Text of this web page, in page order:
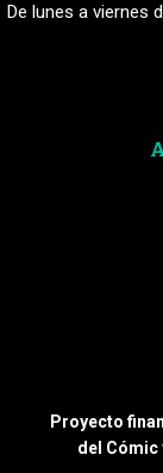
De lunes a viernes
Proyecto
del Cómic